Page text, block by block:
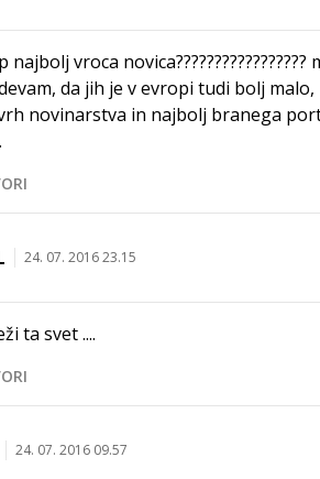
najbolj vroca
da jih je v evropi tudi bolj malo,
novinarstva in najbolj branega
24. 07. 2016 23.15
ta svet ....
24. 07. 2016 09.57